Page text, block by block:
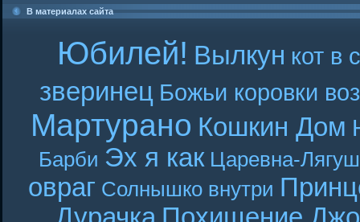
В материалах сайта
Юбилей! Вылкун кот в
зверинец Божьи коровки
Мартурано Кошкин Дом
Барби Эх я как Царевна-
овраг Солнышко внутри